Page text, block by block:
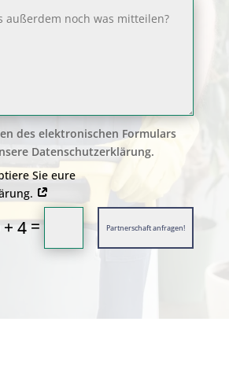
des elektronischen Formulars
Datenschutzerklärung.
Sie eure
4= Partnerschaft anfragen!